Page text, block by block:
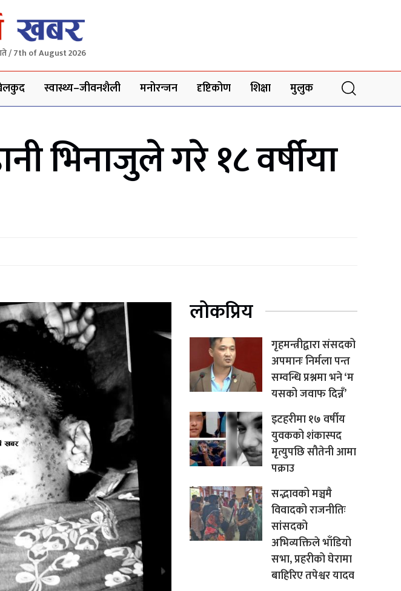
/ 7th of August 2026
स्वास्थ्य–जीवनशैली मनोरन्जन दृष्टिकोण शिक्षा मुलुक
भिनाजुले गरे १८ वर्षीया
लोकप्रिय
गृहमन्त्रीद्वारा संसदको
अपमानः निर्मला पन्त
सम्वन्धि प्रश्नमा भने ‘म
यसको जवाफ दिन्नँ’
इटहरीमा १७ वर्षीय
युवकको शंकास्पद
मृत्युपछि सौतेनी आमा
पक्राउ
सद्भावको मञ्चमै
विवादको राजनीतिः
सांसदको
अभिव्यक्तिले भाँडियो
सभा, प्रहरीको घेरामा
बाहिरिए तपेश्वर यादव